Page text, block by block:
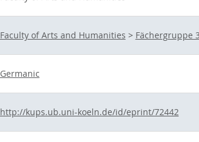
Faculty of Arts and Humanities > Fächergruppe
Germanic
http://kups.ub.uni-koeln.de/id/eprint/72442